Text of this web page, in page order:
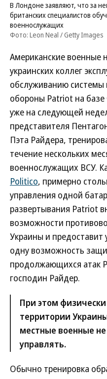
В Лондоне заявляют, что за
британских специалистов
военнослужащих
Фото: Leon Neal / Getty Images
Американские военные
украинских коллег
обслуживанию системы
обороны Patriot на
уже на следующей
представителя
Пэта Райдера,
течение нескольких
военнослужащих ВСУ.
Politico, примерно
управления одной
развертывания Patriot
возможности
Украины и предоставит
одну возможность
продолжающихся атак
господин Райдер.
При этом
территории
местные военные
управлять.
Обычно тренировка